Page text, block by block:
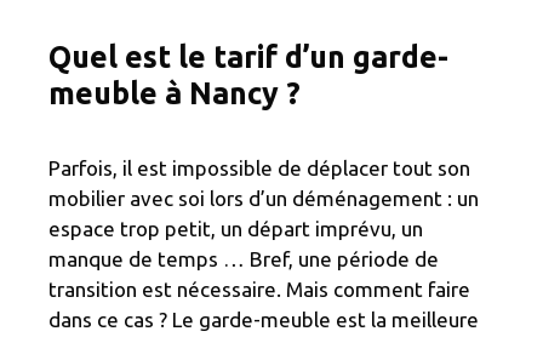
Quel est le tarif d’un garde-
meuble à Nancy ?
Parfois, il est impossible de déplacer tout son
mobilier avec soi lors d’un déménagement : un
espace trop petit, un départ imprévu, un
manque de temps … Bref, une période de
transition est nécessaire. Mais comment faire
dans ce cas ? Le garde-meuble est la meilleure